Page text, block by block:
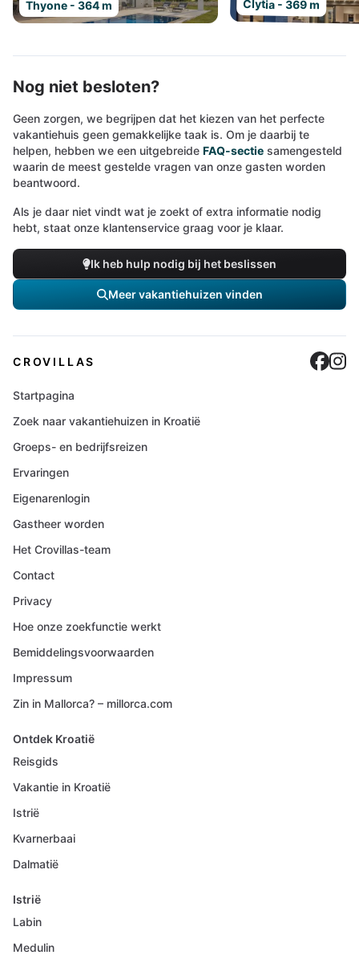
Thyone - 364 m Clytia - 369 m
Nog niet besloten?
Geen zorgen, we begrijpen dat het kiezen van het perfecte
vakantiehuis geen gemakkelijke taak is. Om je daarbij te
helpen, hebben we een uitgebreide FAQ-sectie samengesteld
waarin de meest gestelde vragen van onze gasten worden
beantwoord.
Als je daar niet vindt wat je zoekt of extra informatie nodig
hebt, staat onze klantenservice graag voor je klaar.
Ik heb hulp nodig bij het beslissen
Meer vakantiehuizen vinden
CROVILLAS
Startpagina
Zoek naar vakantiehuizen in Kroatië
Groeps- en bedrijfsreizen
Ervaringen
Eigenarenlogin
Gastheer worden
Het Crovillas-team
Contact
Privacy
Hoe onze zoekfunctie werkt
Bemiddelingsvoorwaarden
Impressum
Zin in Mallorca? – millorca.com
Ontdek Kroatië
Reisgids
Vakantie in Kroatië
Istrië
Kvarnerbaai
Dalmatië
Istrië
Labin
Medulin